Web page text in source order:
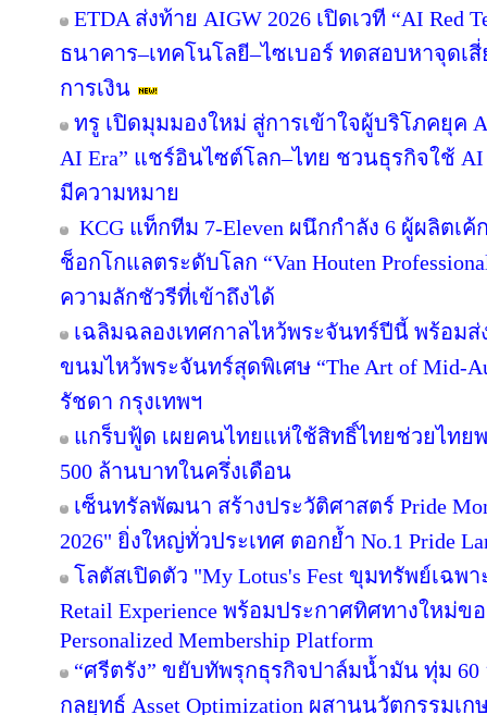
ETDA ส่งท้าย AIGW 2026 เปิดเวที “AI Red
ธนาคาร–เทคโนโลยี–ไซเบอร์ ทดสอบหาจุดเ
การเงิน
ทรู เปิดมุมมองใหม่ สู่การเข้าใจผู้บริโภคยุค
AI Era” แชร์อินไซต์โลก–ไทย ชวนธุรกิจใช้
มีความหมาย
KCG แท็กทีม 7-Eleven ผนึกกำลัง 6 ผู้ผลิตเ
ช็อกโกแลตระดับโลก “Van Houten
ความลักชัวรีที่เข้าถึงได้
เฉลิมฉลองเทศกาลไหว้พระจันทร์ปีนี้ พร้อม
ขนมไหว้พระจันทร์สุดพิเศษ “The Art of Mid-
รัชดา กรุงเทพฯ
แกร็บฟู้ด เผยคนไทยแห่ใช้สิทธิ์ไทยช่วยไทยพ
500 ล้านบาทในครึ่งเดือน
เซ็นทรัลพัฒนา สร้างประวัติศาสตร์ Pride
2026" ยิ่งใหญ่ทั่วประเทศ ตอกย้ำ No.1 Pride
โลตัสเปิดตัว "My Lotus's Fest ขุมทรัพย์เฉ
Retail Experience พร้อมประกาศทิศทางใหม่ขอ
Personalized Membership Platform
“ศรีตรัง” ขยับทัพรุกธุรกิจปาล์มน้ำมัน ทุ่ม 60
กลยุทธ์ Asset Optimization ผสานนวัตกรรมเก